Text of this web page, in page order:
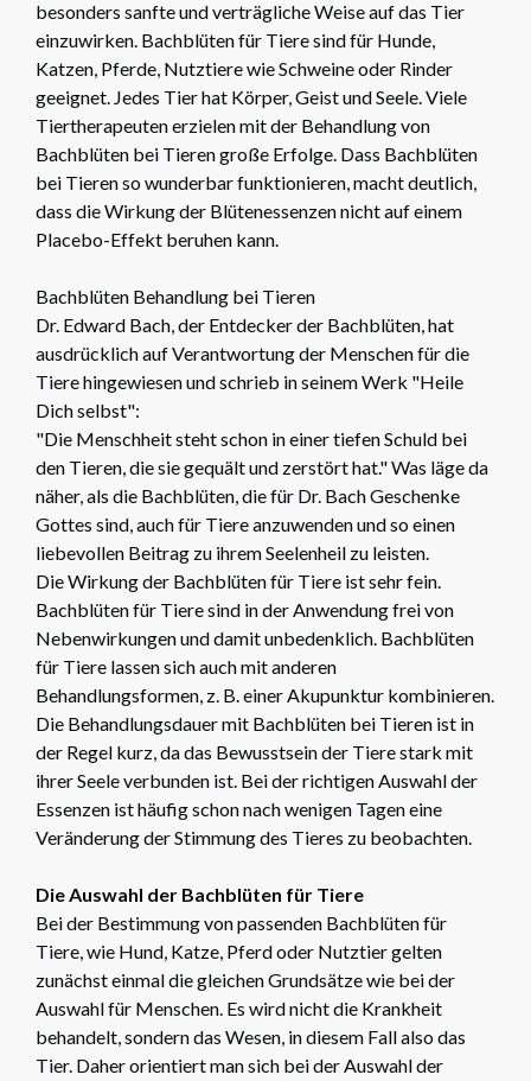
besonders sanfte und verträgliche Weise auf das Tier
einzuwirken. Bachblüten für Tiere sind für Hunde,
Katzen, Pferde, Nutztiere wie Schweine oder Rinder
geeignet. Jedes Tier hat Körper, Geist und Seele. Viele
Tiertherapeuten erzielen mit der Behandlung von
Bachblüten bei Tieren große Erfolge. Dass Bachblüten
bei Tieren so wunderbar funktionieren, macht deutlich,
dass die Wirkung der Blütenessenzen nicht auf einem
Placebo-Effekt beruhen kann.
Bachblüten Behandlung bei Tieren
Dr. Edward Bach, der Entdecker der Bachblüten, hat
ausdrücklich auf Verantwortung der Menschen für die
Tiere hingewiesen und schrieb in seinem Werk "Heile
Dich selbst":
"Die Menschheit steht schon in einer tiefen Schuld bei
den Tieren, die sie gequält und zerstört hat." Was läge da
näher, als die Bachblüten, die für Dr. Bach Geschenke
Gottes sind, auch für Tiere anzuwenden und so einen
liebevollen Beitrag zu ihrem Seelenheil zu leisten.
Die Wirkung der Bachblüten für Tiere ist sehr fein.
Bachblüten für Tiere sind in der Anwendung frei von
Nebenwirkungen und damit unbedenklich. Bachblüten
für Tiere lassen sich auch mit anderen
Behandlungsformen, z. B. einer Akupunktur kombinieren.
Die Behandlungsdauer mit Bachblüten bei Tieren ist in
der Regel kurz, da das Bewusstsein der Tiere stark mit
ihrer Seele verbunden ist. Bei der richtigen Auswahl der
Essenzen ist häufig schon nach wenigen Tagen eine
Veränderung der Stimmung des Tieres zu beobachten.
Die Auswahl der Bachblüten für Tiere
Bei der Bestimmung von passenden Bachblüten für
Tiere, wie Hund, Katze, Pferd oder Nutztier gelten
zunächst einmal die gleichen Grundsätze wie bei der
Auswahl für Menschen. Es wird nicht die Krankheit
behandelt, sondern das Wesen, in diesem Fall also das
Tier. Daher orientiert man sich bei der Auswahl der